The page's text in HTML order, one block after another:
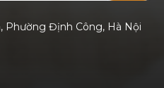
Phường Định Công, Hà Nội